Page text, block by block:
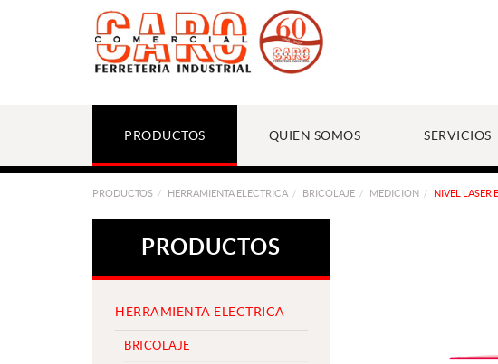
PRODUCTOS QUIEN SOMOS SERVICIOS
PRODUCTOS HERRAMIENTA ELECTRICA BRICOLAJE MEDICION NIVEL LASER
PRODUCTOS
HERRAMIENTA ELECTRICA
BRICOLAJE